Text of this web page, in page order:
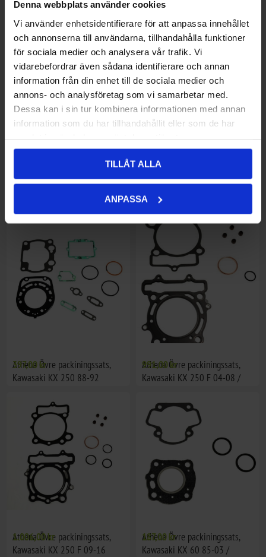
Denna webbplats använder cookies
Vi använder enhetsidentifierare för att anpassa innehållet
och annonserna till användarna, tillhandahålla funktioner
för sociala medier och analysera vår trafik. Vi
vidarebefordrar även sådana identifierare och annan
information från din enhet till de sociala medier och
annons- och analysföretag som vi samarbetar med.
Dessa kan i sin tur kombinera informationen med annan
information som du har tillhandahållit eller som de har
TILLÅT ALLA
ANPASSA
Athena Oljetätningssats,
Kawasaki KX 80 91-00, KX 85
01-15
564,00 kr
Athena Övre packiningssats,
Kawasaki KX 125 03-08
352,00 kr
Athena Övre packiningssats,
Athena Övre packiningssats,
Kawasaki KX 250 05-08
449,00 kr
Athena Övre packiningssats,
Kawasaki KX 250 88-92
397,00 kr
Athena Övre packiningssats,
Kawasaki KX 250 F 04-08 /
991,00 kr
Athena Övre packiningssats,
Kawasaki KX 250 F 09-16
1.006,00 kr
Athena Övre packiningssats,
Kawasaki KX 60 85-03 /
187,00 kr